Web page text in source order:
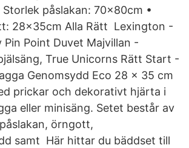
påslakan: 70x80cm •
28x35cm Alla Rätt Lexington -
Pin Point Duvet Majvillan -
True Unicorns Rätt Start -
Genomsydd Eco 28 x 35 cm
prickar och dekorativt hjärta i
eller minisäng. Setet består av
örngott,
samt Här hittar du bäddset till